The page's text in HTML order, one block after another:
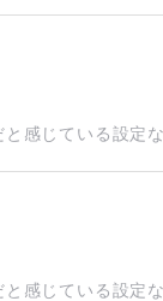
と感じている設
感じている設